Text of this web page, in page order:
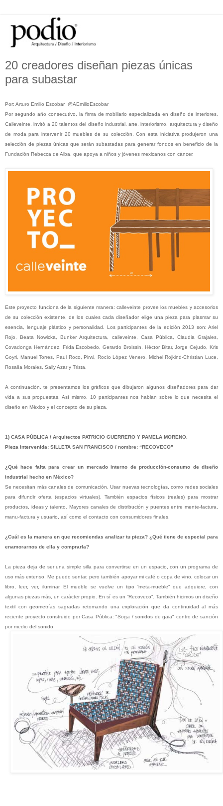
20 creadores diseñan piezas únicas
para subastar
Por: Arturo Emilio Escobar @AEmilioEscobar
Por segundo año consecutivo, la firma de mobiliario especializada en diseño de interiores,
Calleveinte, invitó a 20 talentos del diseño industrial, arte, interiorismo, arquitectura y diseño
de moda para intervenir 20 muebles de su colección. Con esta iniciativa produjeron una
selección de piezas únicas que serán subastadas para generar fondos en beneficio de la
Fundación Rebecca de Alba, que apoya a niños y jóvenes mexicanos con cáncer.
Este proyecto funciona de la siguiente manera: calleveinte provee los muebles y accesorios
de su colección existente, de los cuales cada diseñador elige una pieza para plasmar su
esencia, lenguaje plástico y personalidad. Los participantes de la edición 2013 son: Ariel
Rojo, Beata Nowicka, Bunker Arquitectura, calleveinte, Casa Pública, Claudia Grajales,
Covadonga Hernández, Frida Escobedo, Gerardo Broissin, Héctor Bitar, Jorge Cejudo, Kris
Goyri, Manuel Torres, Paul Roco, Pirwi, Rocío López Venero, Michel Rojkind-Christian Luce,
Rosalía Morales, Sally Azar y Trista.
A continuación, te presentamos los gráficos que dibujaron algunos diseñadores para dar
vida a sus propuestas. Así mismo, 10 participantes nos hablan sobre lo que necesita el
diseño en México y el concepto de su pieza.
1) CASA PÚBLICA / Arquitectos PATRICIO GUERRERO Y PAMELA MORENO.
Pieza intervenida: SILLETA SAN FRANCISCO / nombre: “RECOVECO”
¿Qué hace falta para crear un mercado interno de producción-consumo de diseño
industrial hecho en México?
Se necesitan más canales de comunicación. Usar nuevas tecnologías, como redes sociales
para difundir oferta (espacios virtuales). También espacios físicos (reales) para mostrar
productos, ideas y talento. Mayores canales de distribución y puentes entre mente-factura,
manu-factura y usuario, así como el contacto con consumidores finales.
¿Cuál es la manera en que recomiendas analizar tu pieza? ¿Qué tiene de especial para
enamorarnos de ella y comprarla?
La pieza deja de ser una simple silla para convertirse en un espacio, con un programa de
uso más extenso. Me puedo sentar, pero también apoyar mi café o copa de vino, colocar un
libro, leer, ver, iluminar. El mueble se vuelve un tipo “meta-mueble” que adquiere, con
algunas piezas más, un carácter propio. En sí es un “Recoveco”. También hicimos un diseño
textil con geometrías sagradas retomando una exploración que da continuidad al más
reciente proyecto construido por Casa Pública: "Soga / sonidos de gaia" centro de sanción
por medio del sonido.